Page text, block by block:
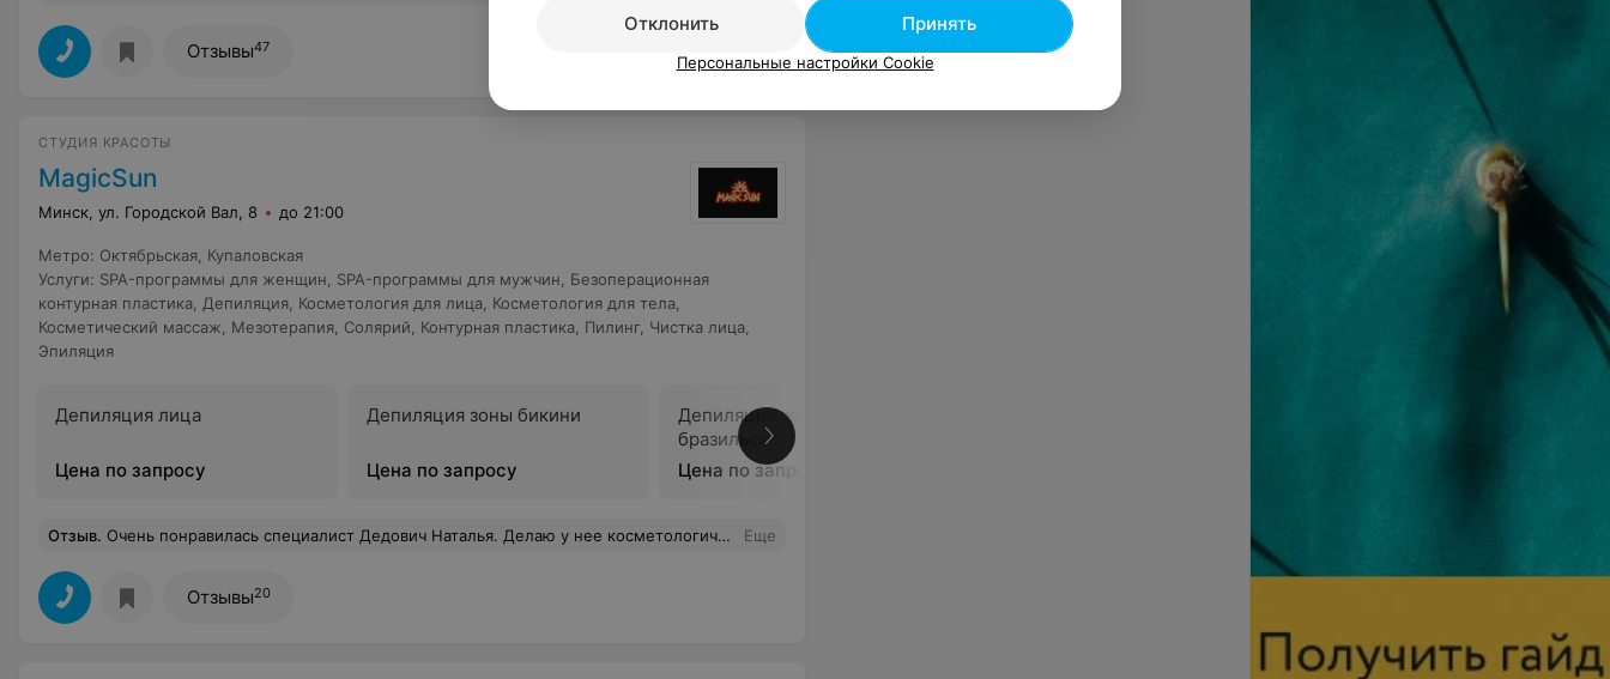
Отзывы47
СТУДИЯ КРАСОТЫ
MagicSun
Минск, ул. Городской Вал, 8 до 21:00
Метро: Октябрьская Купаловская
Услуги: SPA-программы для женщин SPA-программы для мужчин
Безоперационная
контурная пластика Депиляция Косметология для лица Косметология для тела
Косметический массаж
Мезотерапия Солярий Контурная пластика Пилинг, Чистка лица
Эпиляция
Депиляция лица
Цена по запросу
Депиляция зоны бикини
Цена по запросу
Депиляция зоны
бразильского бикини
Цена по запросу
Отзыв. Очень понравилась специалист Дедович Наталья. Делаю у нее косметологические процедуры. Прекрасный подход к клиентам, всегда хорошее настроение. Спасибо! Еще
Отзывы20
Отклонить
Принять
Персональные настройки Cookie